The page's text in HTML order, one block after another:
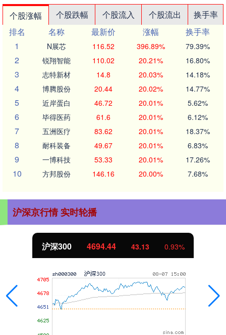
个股涨幅 个股跌幅 个股流入 个股流出
换手率
排名
名称 最新价 涨幅
换手率
1
N展芯 116.52 396.89% 79.39%
2 锐翔智能 110.02 20.21% 16.80%
3 志特新材 14.8 20.03% 14.18%
4 博腾股份 20.44 20.02% 14.77%
5 近岸蛋白 46.72 20.01% 5.62%
6 毕得医药 61.6 20.01% 6.12%
7 五洲医疗 83.62 20.01% 18.37%
8 耐科装备 49.67 20.01% 6.83%
9 一博科技 53.33 20.01% 17.26%
10 方邦股份 146.16 20.00% 7.68%
沪深京行情 实时轮播
北证50 1134.24 11.37